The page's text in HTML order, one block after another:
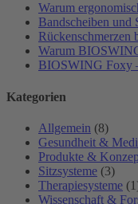
Warum
Bandscheiben und
Rückenschmerzen
Warum
BIOSWING Foxy
Kategorien
Allgemein (8)
Gesundheit &
Produkte &
Sitzsysteme (3)
Therapiesysteme
Wissenschaft &